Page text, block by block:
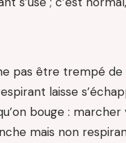
pas être trempé
laisse
bouge :
mais non